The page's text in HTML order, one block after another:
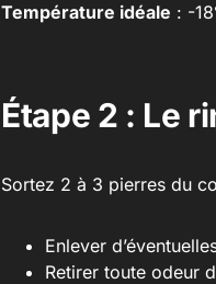
Température idéale : -
Étape 2 : Le
Sortez 2 à 3 pierres du
Enlever
Retirer toute odeur